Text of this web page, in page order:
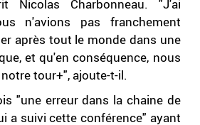
Nicolas Charbonneau. "J'ai
n'avions pas franchement
après tout le monde dans une
et qu'en conséquence, nous
tour+", ajoute-t-il.
"une erreur dans la chaine de
a suivi cette conférence" ayant